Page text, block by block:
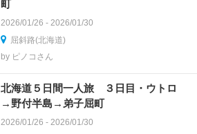
町
2026/01/26 - 2026/01/30
屈斜路(北海道)
by ピノコさん
北海道５日間一人旅 ３日目・ウトロ
→野付半島→弟子屈町
2026/01/26 - 2026/01/30